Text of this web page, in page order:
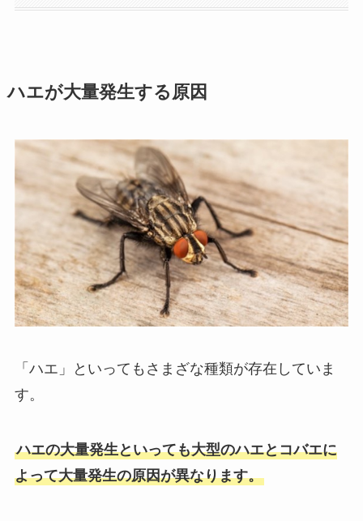
ハエが大量発生する原因
「ハエ」といってもさまざな種類が存在していま
す。
ハエの大量発生といっても大型のハエとコバエに
よって大量発生の原因が異なります。